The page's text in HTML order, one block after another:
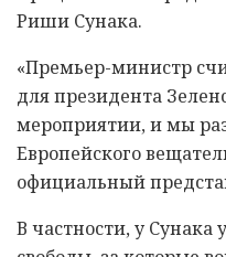
Риши Сунака.
«Премьер-министр
для президента
мероприятии, и мы
Европейского
официальный
В частности, у